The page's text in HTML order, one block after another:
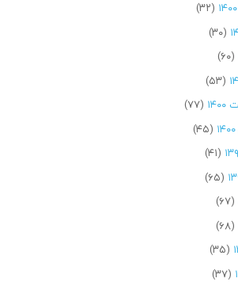
(۳۲)
(۳۰)
(۶۰)
(۵۳)
(۷۷)
(۴۵)
(۴۱)
(۶۵)
(۶۷)
(۶۸)
(۳۵)
(۳۷)